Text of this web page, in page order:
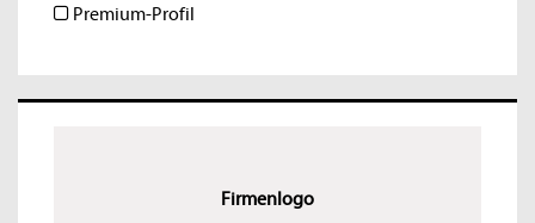
Premium-Profil
Firmenlogo